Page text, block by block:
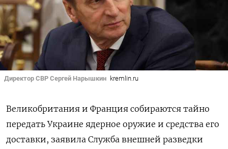
Директор СВР Сергей Нарышкин kremlin.ru
Великобритания и Франция собираются тайно
передать Украине ядерное оружие и средства его
доставки, заявила Служба внешней разведки